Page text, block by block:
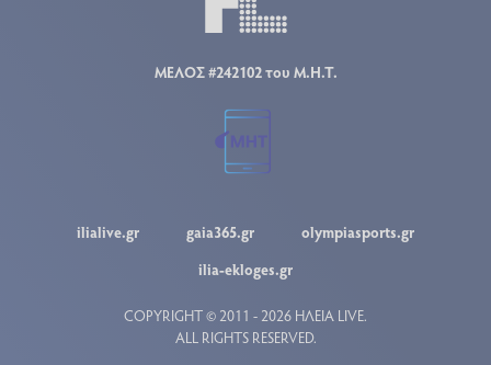
ΜΕΛΟΣ #242102 του Μ.Η.Τ.
ilialive.gr gaia365.gr
olympiasports.gr
ilia-ekloges.gr
COPYRIGHT © 2011 - 2026 ΗΛΕΙΑ LIVE.
ALL RIGHTS RESERVED.